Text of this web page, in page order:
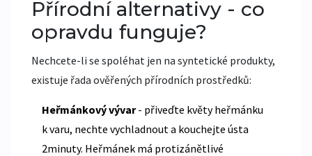
Přírodní alternativy - co
opravdu funguje?
Nechcete-li se spoléhat jen na syntetické produkty,
existuje řada ověřených přírodních prostředků:
Heřmánkový vývar- přiveďte květy heřmánku
k varu, nechte vychladnout a kouchejte ústa
2minuty. Heřmánek má protizánětlivé